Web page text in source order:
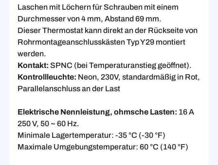
Laschen mit Löchern für Schrauben mit einem
Durchmesser von 4 mm, Abstand 69 mm.
Dieser Thermostat kann direkt an der Rückseite von
Rohrmontageanschlusskästen Typ Y29 montiert
werden.
Kontakt: SPNC (bei Temperaturanstieg geöffnet).
Kontrollleuchte: Neon, 230V, standardmäßig in Rot,
Parallelanschluss an der Last
Elektrische Nennleistung, ohmsche Lasten: 16 A
250 V, 50 ~ 60 Hz.
Minimale Lagertemperatur: -35 °C (-30 °F)
Maximale Umgebungstemperatur: 60 °C (140 °F)